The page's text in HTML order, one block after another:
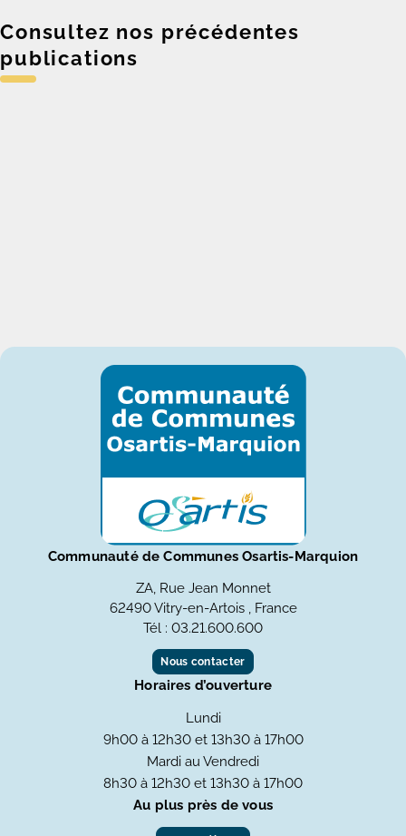
Consultez nos précédentes
publications
Communauté de Communes Osartis-Marquion
ZA, Rue Jean Monnet
62490 Vitry-en-Artois , France
Tél : 03.21.600.600
Nous contacter
Horaires d’ouverture
Lundi
9h00 à 12h30 et 13h30 à 17h00
Mardi au Vendredi
8h30 à 12h30 et 13h30 à 17h00
Au plus près de vous